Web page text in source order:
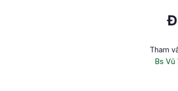
Tham
Bs Vũ